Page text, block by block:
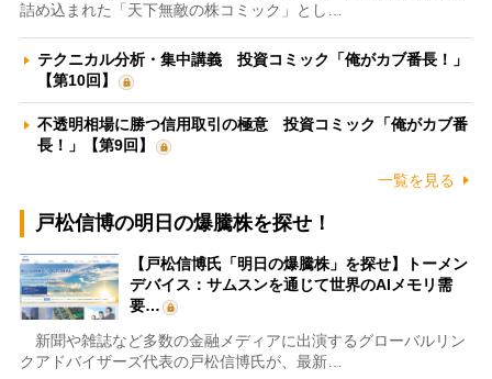
詰め込まれた「天下無敵の株コミック」とし…
テクニカル分析・集中講義 投資コミック「俺がカブ番長！」
【第10回】
不透明相場に勝つ信用取引の極意 投資コミック「俺がカブ番
長！」【第9回】
一覧を見る
戸松信博の明日の爆騰株を探せ！
【戸松信博氏「明日の爆騰株」を探せ】トーメン
デバイス：サムスンを通じて世界のAIメモリ需
要…
新聞や雑誌など多数の金融メディアに出演するグローバルリン
クアドバイザーズ代表の戸松信博氏が、最新…